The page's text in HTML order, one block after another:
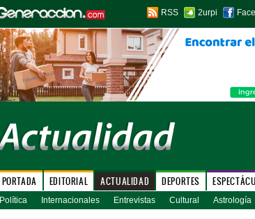
RSS 2urpi
PORTADA EDITORIAL ACTUALIDAD DEPORTES
Política Internacionales Entrevistas Cultural Astrología